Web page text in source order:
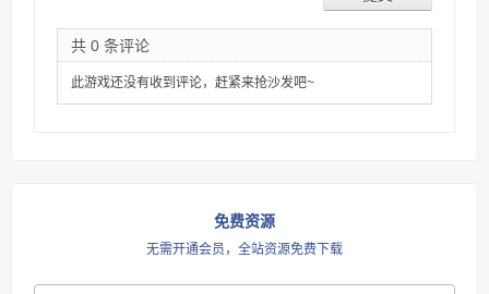
共 0 条评论
此游戏还没有收到评论，赶紧来抢沙发吧~
免费资源
无需开通会员，全站资源免费下载